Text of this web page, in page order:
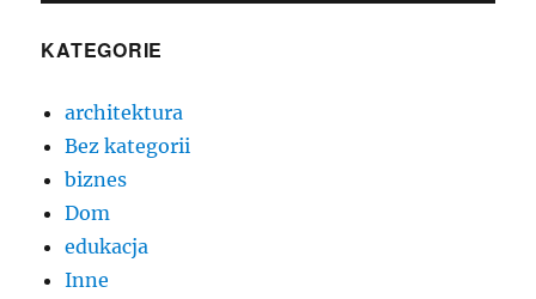
KATEGORIE
architektura
Bez kategorii
biznes
Dom
edukacja
Inne